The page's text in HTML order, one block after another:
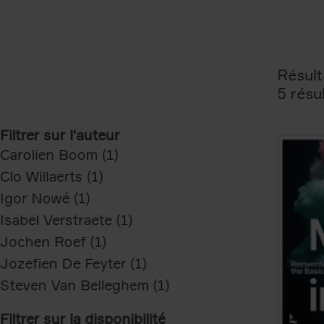
Filtrer sur l'auteur
Carolien Boom (1)
Clo Willaerts (1)
Igor Nowé (1)
Isabel Verstraete (1) Apply Isabel Verstraete filter
Jochen Roef (1)
Jozefien De Feyter (1) Apply Jozefien De Feyter
Steven Van Belleghem (1) Apply Steven Van
Filtrer sur la disponibilité
5